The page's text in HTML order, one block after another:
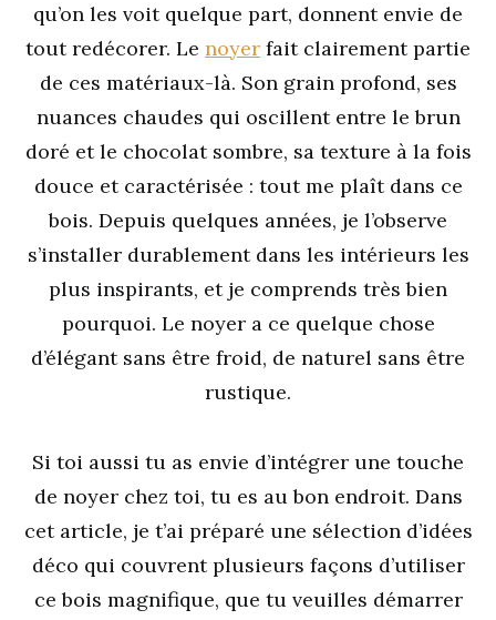
qu’on les voit quelque part, donnent envie de
tout redécorer. Le noyer fait clairement partie
de ces matériaux-là. Son grain profond, ses
nuances chaudes qui oscillent entre le brun
doré et le chocolat sombre, sa texture à la fois
douce et caractérisée : tout me plaît dans ce
bois. Depuis quelques années, je l’observe
s’installer durablement dans les intérieurs les
plus inspirants, et je comprends très bien
pourquoi. Le noyer a ce quelque chose
d’élégant sans être froid, de naturel sans être
rustique.
Si toi aussi tu as envie d’intégrer une touche
de noyer chez toi, tu es au bon endroit. Dans
cet article, je t’ai préparé une sélection d’idées
déco qui couvrent plusieurs façons d’utiliser
ce bois magnifique, que tu veuilles démarrer